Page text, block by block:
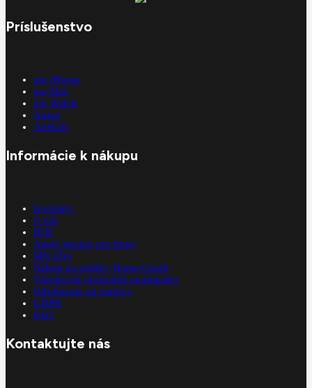
Príslušenstvo
pre iPhone
pre Mac
pre Watch
Airtag
AirPods
Informácie k nákupu
Kontakty
O nás
B2B
Apple leasing pre firmy
Môj účet
Nákup na splátky Home Credit
Všeobecné obchodné podmienky
Odstúpenie od zmluvy
GDPR
FAQ
Kontaktujte nás